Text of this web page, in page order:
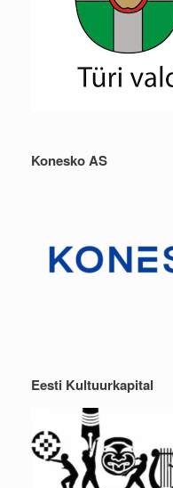
Konesko AS
Eesti Kultuurkapital